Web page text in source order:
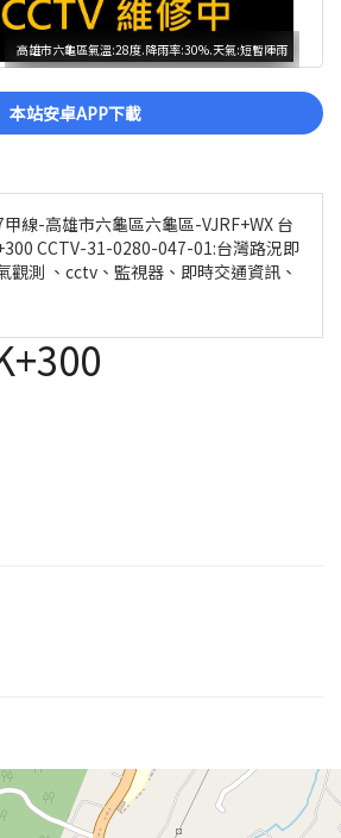
高雄市六龜區氣溫:28度.降雨率:30%.天氣:短暫陣雨
本站安卓APP下載
線-高雄市六龜區六龜區-VJRF+WX 台
CCTV-31-0280-047-01:台灣路況即
觀測 、cctv、監視器、即時交通資訊、